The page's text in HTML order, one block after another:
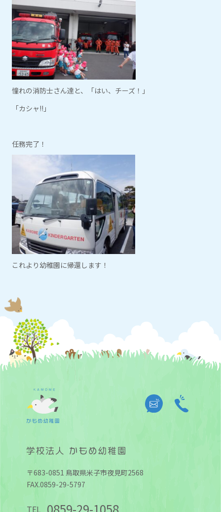
憧れの消防士さん達と、「はい、チーズ！」
「カシャ!!」
任務完了！
これより幼稚園に帰還します！
〒683-0851 鳥取県米子市夜見町2568
FAX.0859-29-5797
TEL